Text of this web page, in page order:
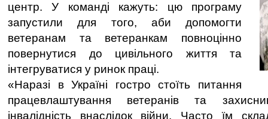
центр. У команді кажуть: цю програму
запустили для того, аби допомогти
ветеранам та ветеранкам повноцінно
повернутися до цивільного життя та
інтегруватися у ринок праці.
«Наразі в Україні гостро стоїть питання
працевлаштування ветеранів та
інвалідність внаслідок війни. Часто їм